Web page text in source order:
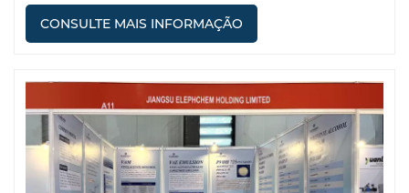
CONSULTE MAIS INFORMAÇÃO